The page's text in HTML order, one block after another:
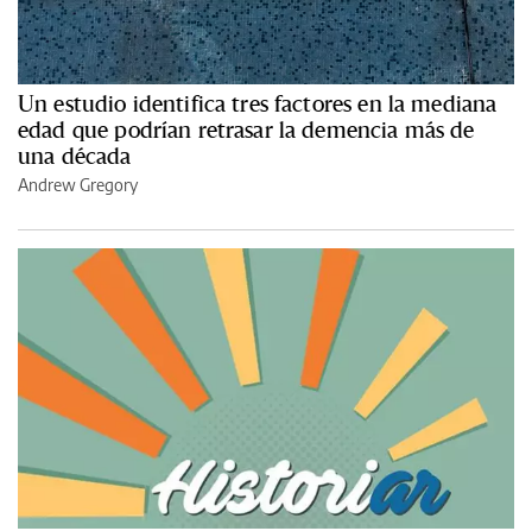
Un estudio identifica tres factores en la mediana
edad que podrían retrasar la demencia más de
una década
Andrew Gregory